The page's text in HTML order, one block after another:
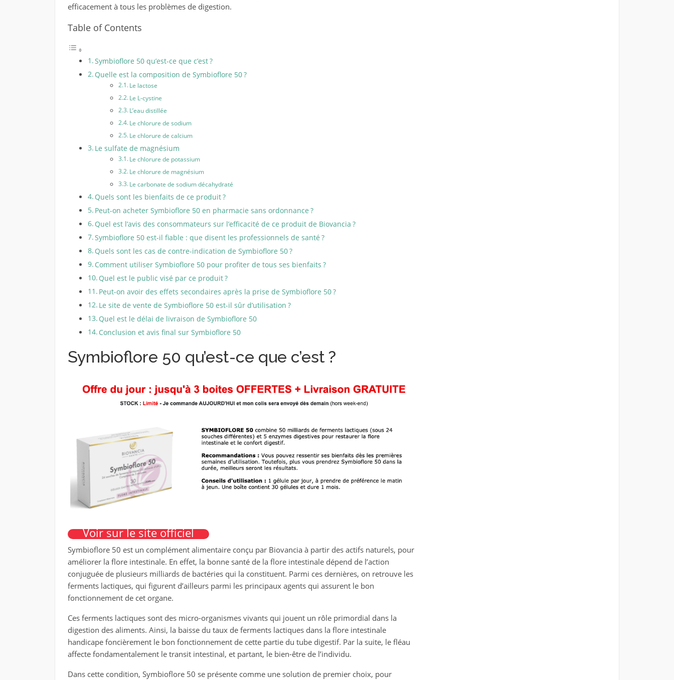
efficacement à tous les problèmes de digestion.
Table of Contents
Symbioflore 50 qu’est-ce que c’est ?
Quelle est la composition de Symbioflore 50 ?
Le lactose
Le L-cystine
L’eau distillée
Le chlorure de sodium
Le chlorure de calcium
Le sulfate de magnésium
Le chlorure de potassium
Le chlorure de magnésium
Le carbonate de sodium décahydraté
Quels sont les bienfaits de ce produit ?
Peut-on acheter Symbioflore 50 en pharmacie sans ordonnance ?
Quel est l’avis des consommateurs sur l’efficacité de ce produit de Biovancia ?
Symbioflore 50 est-il fiable : que disent les professionnels de santé ?
Quels sont les cas de contre-indication de Symbioflore 50 ?
Comment utiliser Symbioflore 50 pour profiter de tous ses bienfaits ?
Quel est le public visé par ce produit ?
Peut-on avoir des effets secondaires après la prise de Symbioflore 50 ?
Le site de vente de Symbioflore 50 est-il sûr d’utilisation ?
Quel est le délai de livraison de Symbioflore 50
Conclusion et avis final sur Symbioflore 50
Symbioflore 50 qu’est-ce que c’est ?
Voir sur le site officiel
Symbioflore 50 est un complément alimentaire conçu par Biovancia à partir des actifs naturels, pour
améliorer la flore intestinale. En effet, la bonne santé de la flore intestinale dépend de l’action
conjuguée de plusieurs milliards de bactéries qui la constituent. Parmi ces dernières, on retrouve les
ferments lactiques, qui figurent d’ailleurs parmi les principaux agents qui assurent le bon
fonctionnement de cet organe.
Ces ferments lactiques sont des micro-organismes vivants qui jouent un rôle primordial dans la
digestion des aliments. Ainsi, la baisse du taux de ferments lactiques dans la flore intestinale
handicape foncièrement le bon fonctionnement de cette partie du tube digestif. Par la suite, le fléau
affecte fondamentalement le transit intestinal, et partant, le bien-être de l’individu.
Dans cette condition, Symbioflore 50 se présente comme une solution de premier choix, pour